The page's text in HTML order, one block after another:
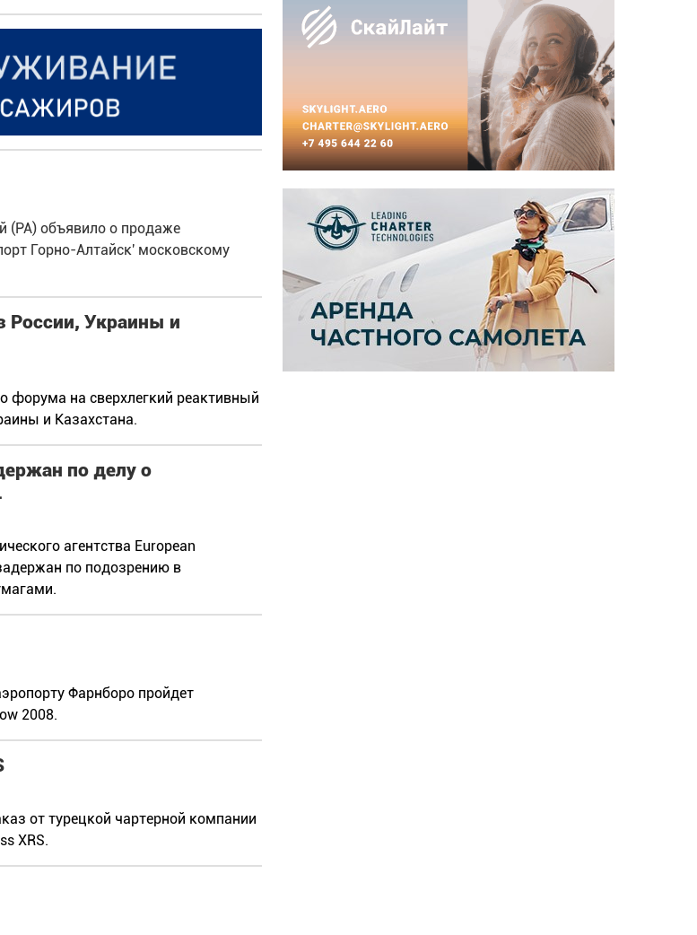
(РА) объявило о продаже
Горно-Алтайск' московскому
России, Украины и
форума на сверхлегкий реактивный
и Казахстана.
по делу о
агентства European
по подозрению в
Фарнборо пройдет
2008.
от турецкой чартерной компании
XRS.